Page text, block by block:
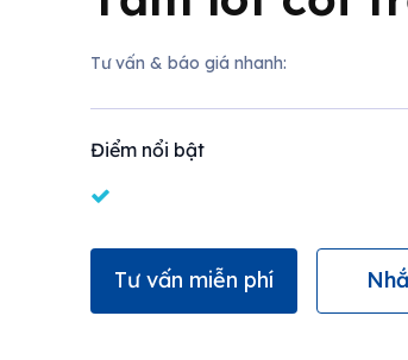
Tư vấn & báo giá nhanh:
Điểm nổi bật
Tư vấn miễn phí